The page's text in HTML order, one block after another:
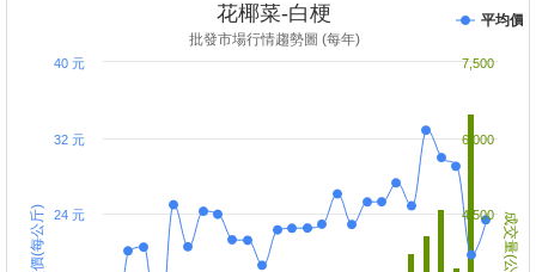
成交價(每公斤) 成交量(公噸)
花椰菜-白梗
批發市場行情趨勢圖 (每年)
平均價
24 元
32 元
40 元
4,500
6,000
7,500